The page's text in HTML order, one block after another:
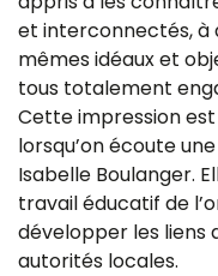
et interconnectés, à
mêmes idéaux et
tous totalement
Cette impression
lorsqu’on écoute
Isabelle Boulanger.
travail éducatif de
développer les liens
autorités locales.